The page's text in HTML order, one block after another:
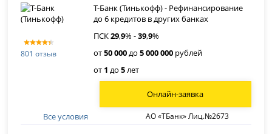
801 отзыв
Т-Банк (Тинькофф) - Рефинансирование
до 6 кредитов в других банках
ПСК29,9% -39,9%
от50 000до5 000 000 рублей
от 1 до5лет
Все условия АО «ТБанк» Лиц.№2673
Онлайн-заявка